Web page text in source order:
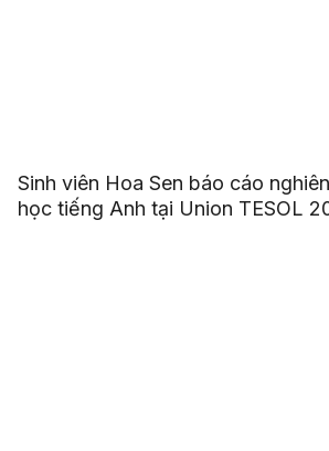
Sinh viên Hoa Sen báo cáo
học tiếng Anh tại Union TESOL